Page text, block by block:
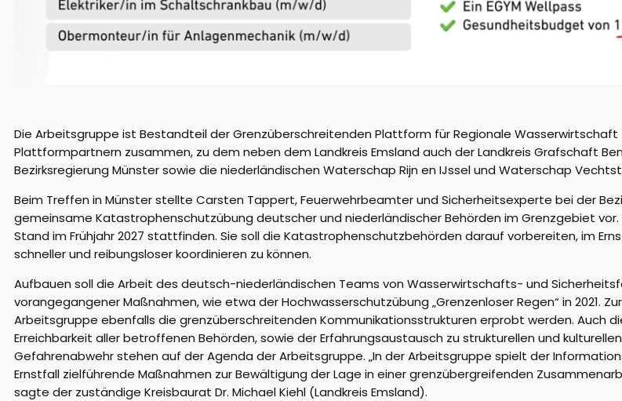
Die Arbeitsgruppe ist Bestandteil der Grenzüberschreitenden Plattform für Regionale Wasserwirtschaft
Plattformpartnern zusammen, zu dem neben dem Landkreis Emsland auch der Landkreis Grafschaft
Bezirksregierung Münster sowie die niederländischen Waterschap Rijn en IJssel und Waterschap
Beim Treffen in Münster stellte Carsten Tappert, Feuerwehrbeamter und Sicherheitsexperte bei der
gemeinsame Katastrophenschutzübung deutscher und niederländischer Behörden im Grenzgebiet
Stand im Frühjahr 2027 stattfinden. Sie soll die Katastrophenschutzbehörden darauf vorbereiten, im
schneller und reibungsloser koordinieren zu können.
Aufbauen soll die Arbeit des deutsch-niederländischen Teams von Wasserwirtschafts- und
vorangegangener Maßnahmen, wie etwa der Hochwasserschutzübung „Grenzenloser Regen“ in 2021.
Arbeitsgruppe ebenfalls die grenzüberschreitenden Kommunikationsstrukturen erprobt werden. Auch
Erreichbarkeit aller betroffenen Behörden, sowie der Erfahrungsaustausch zu strukturellen und
Gefahrenabwehr stehen auf der Agenda der Arbeitsgruppe. „In der Arbeitsgruppe spielt der
Ernstfall zielführende Maßnahmen zur Bewältigung der Lage in einer grenzübergreifenden
sagte der zuständige Kreisbaurat Dr. Michael Kiehl (Landkreis Emsland).